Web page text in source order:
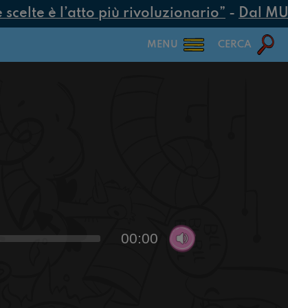
è l’atto più rivoluzionario”-Dal
MENU CERCA
00:00